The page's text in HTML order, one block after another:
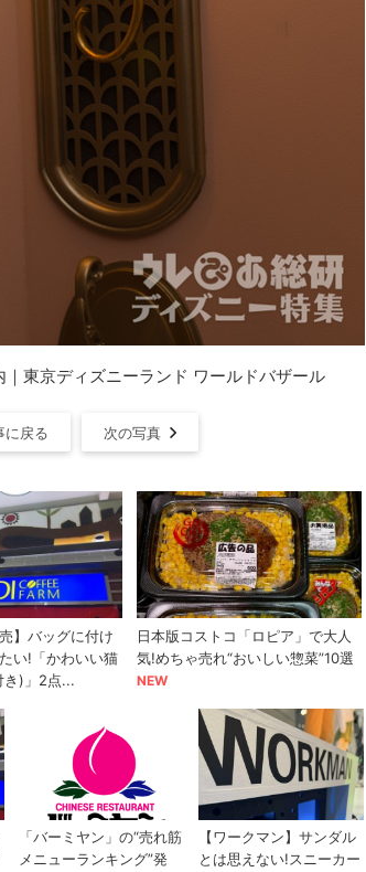
｜東京ディズニーランド ワールドバザール
に戻る 次の写真